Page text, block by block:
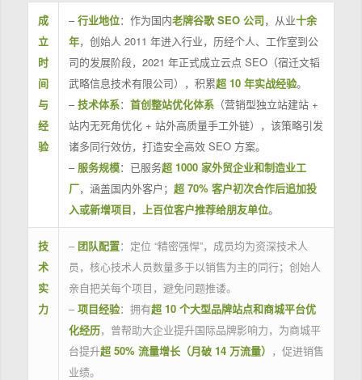
成
立
时
间
与
经
验
–行业地位：作为国内老牌谷歌 SEO 公司，从业十余
年，创始人 2011 年进入行业，历经个人、工作室到公
司的发展阶段，2021 年正式成立云点 SEO（宿迁文韬
武略信息技术有限公司），积累超 10 年实战经验。
–技术体系： 首创整站优化体系（营销型独立站建站 +
站内无死角优化 + 站外高质量手工外链），该策略引发
诸多同行效仿，打造安全高效 SEO 方案。
– 服务规模：已服务超 1000 家外贸企业和制造业工
厂，涵盖国内外客户； 超 70% 客户初次合作后追加投
入或新增项目， 上百位客户推荐给朋友单位。
技
术
实
力
– 团队配置：定位 “精密强悍”，成员均为资深技术人
员，核心技术人员数量多于以销售为主的同行；创始人
亲自把关每个项目，避免问题推诿。
– 项目经验：拥有超 10 个大型品牌站点和商城平台优
化经历，曾帮助大企业提升国际品牌影响力，为商城平
台提升超 50% 流量增长（月破 14 万流量） ，促进销售
业绩。